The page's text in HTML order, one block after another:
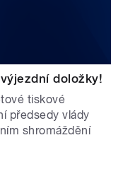
doložky!
tiskové
předsedy vlády
shromáždění